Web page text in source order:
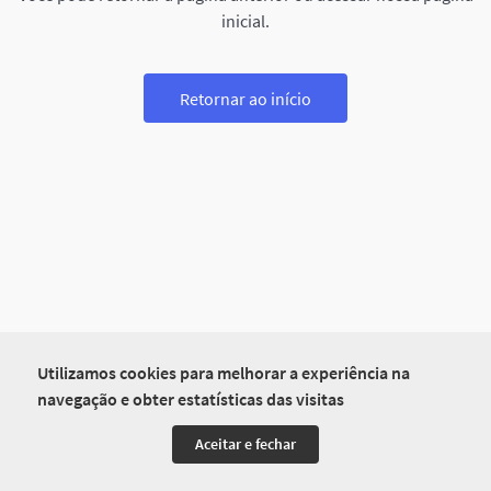
Utilizamos cookies para melhorar a experiência na
navegação e obter estatísticas das visitas
Aceitar e fechar
inicial.
Retornar ao início